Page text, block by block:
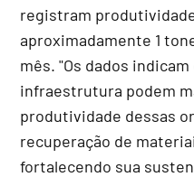
registram
aproximadamente 1
mês. "Os dados
infraestrutura podem
produtividade dessas
recuperação de
fortalecendo sua